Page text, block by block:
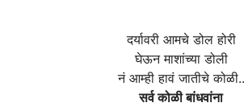
दर्यावरी आमचे डोल होरी
घेऊन माशांच्या डोली
नं आम्ही हावं जातीचे कोळी..
सर्व कोळी बांधवांना